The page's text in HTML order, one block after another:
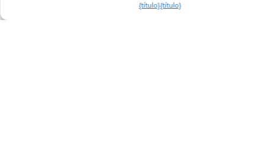
{título}{título}